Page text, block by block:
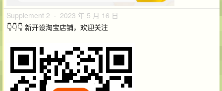
Supplement 2 · 2023 年 5 月 16 日
👇👇👇 新开设淘宝店铺，欢迎关注